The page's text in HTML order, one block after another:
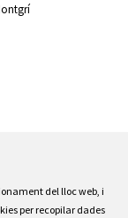
del lloc web, i
per recopilar dades